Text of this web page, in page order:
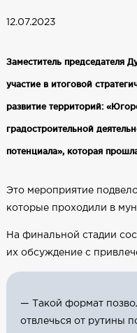
12.07.2023
Заместитель
участие в итоговой
развитие территорий:
градостроительной
потенциала», которая
Это мероприятие
которые проходили в
На финальной стадии
их обсуждение с
— Такой формат
отвлечься от рутины